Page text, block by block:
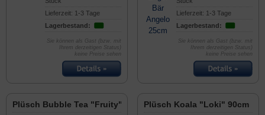
Lieferzeit: 1-3 Tage
Lagerbestand:
Sie können als Gast (bzw. mit
Ihrem derzeitigen Status)
keine Preise sehen
Lieferzeit: 1-3 Tage
Lagerbestand:
Sie können als Gast (bzw. mit
Ihrem derzeitigen Status)
keine Preise sehen
Plüsch Bubble Tea "Fruity" 45cmPlüsch Koala "Loki" 90cm